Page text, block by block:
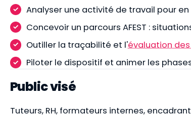
Analyser une activité de travail pour
Concevoir un parcours AFEST :
Outiller la traçabilité et l'évaluation
Piloter le dispositif et animer les
Public visé
Tuteurs, RH, formateurs internes,